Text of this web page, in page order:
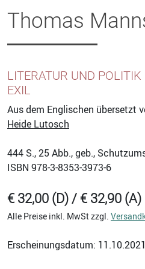
Thomas
LITERATUR UND
EXIL
Aus dem Englischen übersetzt
Heide Lutosch
444 S., 25 Abb., geb.,
ISBN 978-3-8353-3973-6
€ 32,00 (D) / € 32,90 (A)
Alle Preise inkl. MwSt zzgl.
Erscheinungsdatum: 11.10.2021